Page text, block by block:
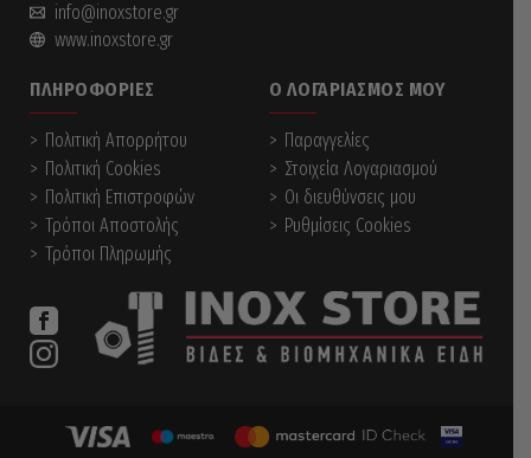
info@inoxstore.gr
www.inoxstore.gr
ΠΛΗΡΟΦΟΡΊΕΣ
Πολιτική Απορρήτου
Πολιτική Cookies
Πολιτική Επιστροφών
Τρόποι Αποστολής
Τρόποι Πληρωμής
Ο ΛΟΓΑΡΙΑΣΜΌΣ ΜΟΥ
Παραγγελίες
Στοιχεία Λογαριασμού
Οι διευθύνσεις μου
Ρυθμίσεις Cookies